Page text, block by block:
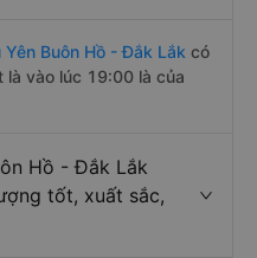
Yên Buôn Hồ - Đắk Lắk có
là vào lúc 19:00 là của
Hồ - Đắk Lắk
tốt, xuất sắc,